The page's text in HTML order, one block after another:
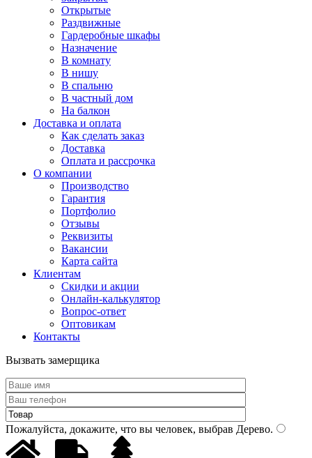
Открытые
Раздвижные
Гардеробные шкафы
Назначение
В комнату
В нишу
В спальню
В частный дом
На балкон
Доставка и оплата
Как сделать заказ
Доставка
Оплата и рассрочка
О компании
Производство
Гарантия
Портфолио
Отзывы
Реквизиты
Вакансии
Карта сайта
Клиентам
Скидки и акции
Онлайн-калькулятор
Вопрос-ответ
Оптовикам
Контакты
Вызвать замерщика
Пожалуйста, докажите, что вы человек, выбрав Дерево.